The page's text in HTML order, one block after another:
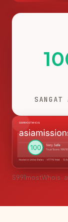
SANGAT
S991mostWhois ·